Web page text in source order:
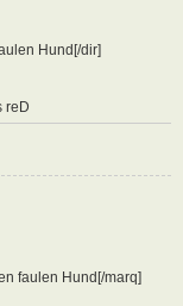
Hund[/dir]
faulen Hund[/marq]